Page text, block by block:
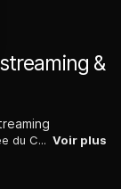
&
Retrouvez tous les résumés de la 34ème journée du Championnat de France de Ligue 1 McDonald’s 2025/26. Voir plus